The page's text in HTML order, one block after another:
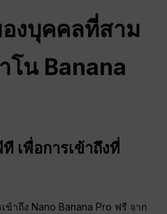
งบุคคลที่สาม
โนBanana
ที เพื่อการเข้าถึงที่
ข้าถึง Nano Banana Pro ฟรี จาก